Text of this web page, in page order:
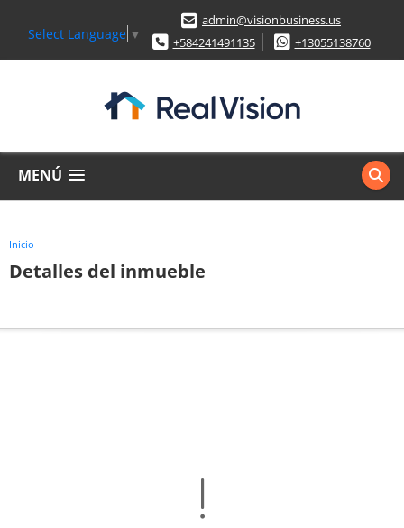
Select Language ▼
admin@visionbusiness.us
+584241491135
+13055138760
MENÚ
Inicio
Detalles del inmueble